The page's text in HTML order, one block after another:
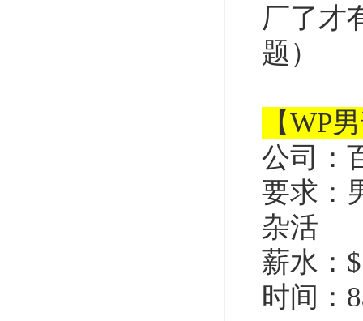
厂了才
题）
【WP
公司：
要求：
杂活
薪水：
时间：